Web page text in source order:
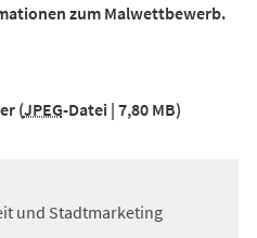
zum Malwettbewerb.
JPEG-Datei 7,80 MB
und Stadtmarketing